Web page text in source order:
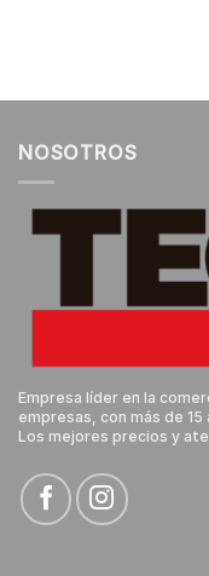
NOSOTROS
Empresa líder en la
empresas, con más de
Los mejores precios y